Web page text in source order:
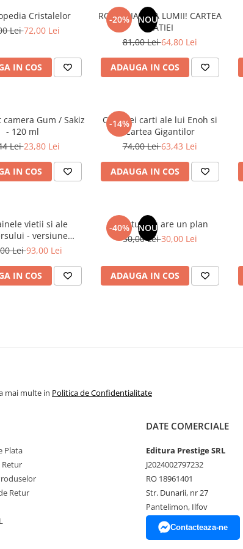
Cristalelor
Lei72,00 Lei
IN COS
-20% NOU
ROMANIA, AXA LUMII! CARTEA
NATIEI
81,00 Lei64,80 Lei
ADAUGA IN COS
Gum / Sakiz
- 120 ml
Lei23,80 Lei
IN COS
-14%
Cele trei carti ale lui Enoh si
Cartea Gigantilor
74,00 Lei63,43 Lei
ADAUGA IN COS
vietii si ale
- versiune
1939. Volumele I-
Lei93,00 Lei
IN COS
-40% NOU
Sufletul tau are un plan
50,00 Lei30,00 Lei
ADAUGA IN COS
mai multe in Politica de Confidentialitate
Plata
Retur
Retur
DATE COMERCIALE
Editura Prestige SRL
J2024002797232
RO 18961401
Str. Dunarii, nr 27
Pantelimon, Ilfov
Contacteaza-ne